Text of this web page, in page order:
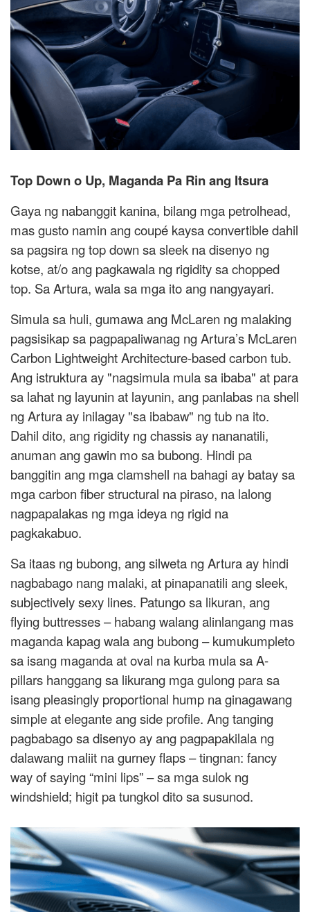
Top Down o Up, Maganda Pa Rin ang Itsura
Gaya ng nabanggit kanina, bilang mga petrolhead,
mas gusto namin ang coupé kaysa convertible dahil
sa pagsira ng top down sa sleek na disenyo ng
kotse, at/o ang pagkawala ng rigidity sa chopped
top. Sa Artura, wala sa mga ito ang nangyayari.
Simula sa huli, gumawa ang McLaren ng malaking
pagsisikap sa pagpapaliwanag ng Artura’s McLaren
Carbon Lightweight Architecture-based carbon tub.
Ang istruktura ay "nagsimula mula sa ibaba" at para
sa lahat ng layunin at layunin, ang panlabas na shell
ng Artura ay inilagay "sa ibabaw" ng tub na ito.
Dahil dito, ang rigidity ng chassis ay nananatili,
anuman ang gawin mo sa bubong. Hindi pa
banggitin ang mga clamshell na bahagi ay batay sa
mga carbon fiber structural na piraso, na lalong
nagpapalakas ng mga ideya ng rigid na
pagkakabuo.
Sa itaas ng bubong, ang silweta ng Artura ay hindi
nagbabago nang malaki, at pinapanatili ang sleek,
subjectively sexy lines. Patungo sa likuran, ang
flying buttresses – habang walang alinlangang mas
maganda kapag wala ang bubong – kumukumpleto
sa isang maganda at oval na kurba mula sa A-
pillars hanggang sa likurang mga gulong para sa
isang pleasingly proportional hump na ginagawang
simple at elegante ang side profile. Ang tanging
pagbabago sa disenyo ay ang pagpapakilala ng
dalawang maliit na gurney flaps – tingnan: fancy
way of saying “mini lips” – sa mga sulok ng
windshield; higit pa tungkol dito sa susunod.